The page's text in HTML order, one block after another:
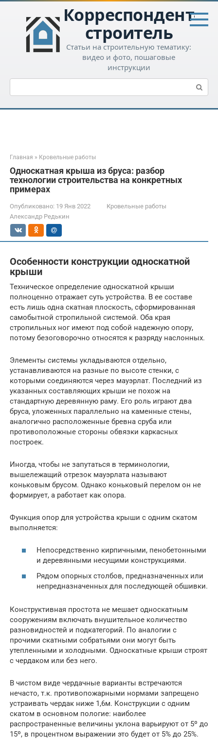
Перейти
контенту
Корреспондент-
строитель
Статьи на строительную тематику:
видео и фото, пошаговые
инструкции
Поиск:
Главная » Кровельные работы
Односкатная крыша из бруса: разбор
технологии строительства на конкретных
примерах
Опубликовано: 19 Янв 2022
Кровельные работы
Александр Редькин
Особенности конструкции односкатной
крыши
Техническое определение односкатной крыши
полноценно отражает суть устройства. В ее составе
есть лишь одна скатная плоскость, сформированная
самобытной стропильной системой. Оба края
стропильных ног имеют под собой надежную опору,
потому безоговорочно относятся к разряду наслонных.
Элементы системы укладываются отдельно,
устанавливаются на разные по высоте стенки, с
которыми соединяются через мауэрлат. Последний из
указанных составляющих крыши не похож на
стандартную деревянную раму. Его роль играют два
бруса, уложенных параллельно на каменные стены,
аналогично расположенные бревна сруба или
противоположные стороны обвязки каркасных
построек.
Иногда, чтобы не запутаться в терминологии,
вышележащий отрезок мауэрлата называют
коньковым брусом. Однако коньковый перелом он не
формирует, а работает как опора.
Функция опор для устройства крыши с одним скатом
выполняется:
Непосредственно кирпичными, пенобетонными
и деревянными несущими конструкциями.
Рядом опорных столбов, предназначенных или
непредназначенных для последующей обшивки.
Конструктивная простота не мешает односкатным
сооружениям включать внушительное количество
разновидностей и подкатегорий. По аналогии с
прочими скатными собратьями они могут быть
утепленными и холодными. Односкатные крыши строят
с чердаком или без него.
В чистом виде чердачные варианты встречаются
нечасто, т.к. противопожарными нормами запрещено
устраивать чердак ниже 1,6м. Конструкции с одним
скатом в основном пологие: наиболее
распространенные величины уклона варьируют от 5º до
15º, в процентном выражении это будет от 5% до 25%.